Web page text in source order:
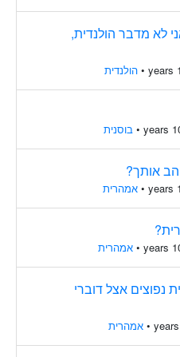
לא מדבר הולנדית,
• הולנדית
• בוסנית
אותך?
• אמהרית
• אמהרית
נפוצים אצל דוברי
• אמהרית